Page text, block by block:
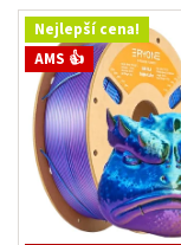
V Nejlepší cena!
AMS 👍